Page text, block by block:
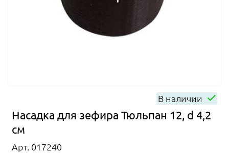
В наличии
Насадка для зефира Тюльпан 12, d 4,2
см
Арт. 017240